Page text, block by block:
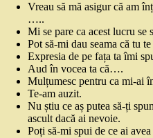
Vreau să mă asigur că am
…..
Mi se pare ca acest lucru
Pot să-mi dau seama că tu
Expresia de pe fața ta îmi
Aud în vocea ta că….
Mulțumesc pentru ca mi-ai
Te-am auzit.
Nu știu ce aș putea să-ți
ascult dacă ai nevoie.
Poți să-mi spui de ce ai